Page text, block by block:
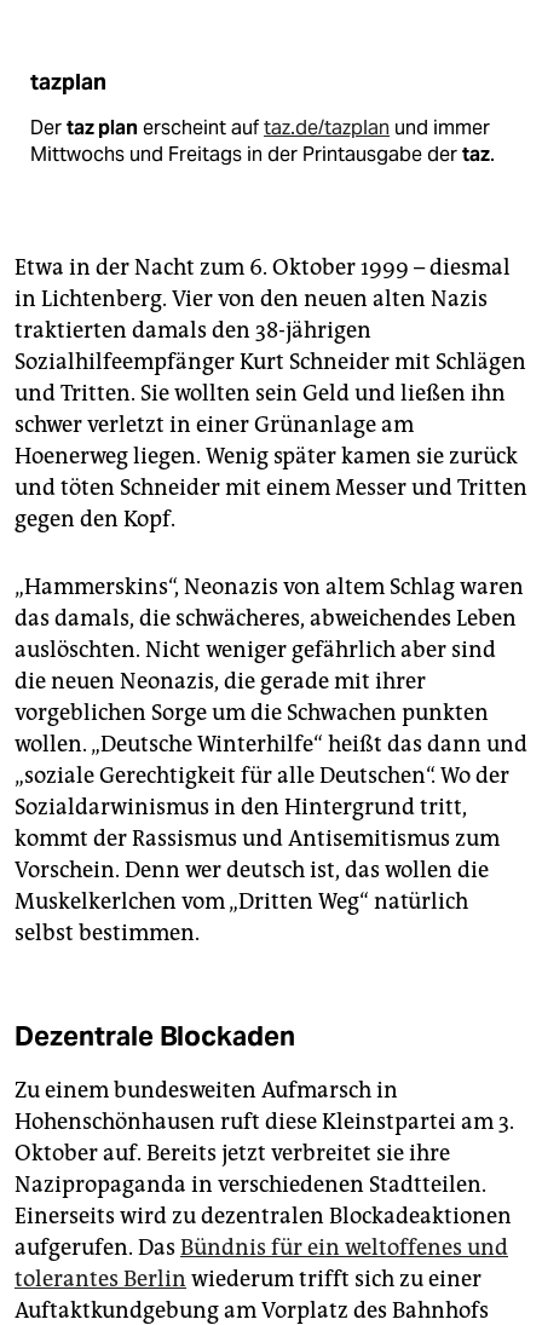
tazplan
Dertaz planerscheint auftaz.de/tazplan und immer
Mittwochs und Freitags in der Printausgabe dertaz.
Etwa in der Nacht zum 6. Oktober 1999 – diesmal
in Lichtenberg. Vier von den neuen alten Nazis
traktierten damals den 38-jährigen
Sozialhilfeempfänger Kurt Schneider mit Schlägen
und Tritten. Sie wollten sein Geld und ließen ihn
schwer verletzt in einer Grünanlage am
Hoenerweg liegen. Wenig später kamen sie zurück
und töten Schneider mit einem Messer und Tritten
gegen den Kopf.
„Hammerskins“, Neonazis von altem Schlag waren
das damals, die schwächeres, abweichendes Leben
auslöschten. Nicht weniger gefährlich aber sind
die neuen Neonazis, die gerade mit ihrer
vorgeblichen Sorge um die Schwachen punkten
wollen. „Deutsche Winterhilfe“ heißt das dann und
„soziale Gerechtigkeit für alle Deutschen“. Wo der
Sozialdarwinismus in den Hintergrund tritt,
kommt der Rassismus und Antisemitismus zum
Vorschein. Denn wer deutsch ist, das wollen die
Muskelkerlchen vom „Dritten Weg“ natürlich
selbst bestimmen.
Dezentrale Blockaden
Zu einem bundesweiten Aufmarsch in
Hohenschönhausen ruft diese Kleinstpartei am 3.
Oktober auf. Bereits jetzt verbreitet sie ihre
Nazipropaganda in verschiedenen Stadtteilen.
Einerseits wird zu dezentralen Blockadeaktionen
aufgerufen. Das Bündnis für ein weltoffenes und
tolerantes Berlin wiederum trifft sich zu einer
Auftaktkundgebung am Vorplatz des Bahnhofs